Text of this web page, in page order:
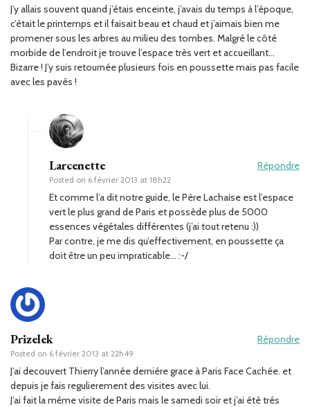
J’y allais souvent quand j’étais enceinte, j’avais du temps à l’époque,
c’était le printemps et il faisait beau et chaud et j’aimais bien me
promener sous les arbres au milieu des tombes. Malgré le côté
morbide de l’endroit je trouve l’espace très vert et accueillant…
Bizarre ! J’y suis retournée plusieurs fois en poussette mais pas facile
avec les pavés !
Larcenette
Posted on 6 février 2013 at 18h22
Répondre
Et comme l’a dit notre guide, le Père Lachaise est l’espace
vert le plus grand de Paris et possède plus de 5000
essences végétales différentes (j’ai tout retenu :))
Par contre, je me dis qu’effectivement, en poussette ça
doit être un peu impraticable… :-/
Prizelek
Posted on 6 février 2013 at 22h49
Répondre
J’ai decouvert Thierry l’année derniére grace à Paris Face Cachée. et
depuis je fais regulierement des visites avec lui.
J’ai fait la même visite de Paris mais le samedi soir et j’ai étè trés